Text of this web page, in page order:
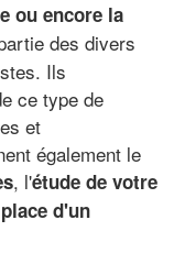
ou encore la
des divers
Ils
ce type de
et
également le
, l'étude de votre
d'un